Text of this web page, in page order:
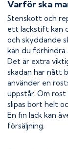
Varför ska
Stenskott och
ett lackstift kan
och skyddande
kan du förhindra
Det är extra
skadan har nått
använder en
uppstår. Om
slipas bort helt
En fin lack kan
försäljning.